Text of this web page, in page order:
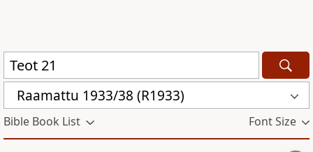
Raamattu 1933/38 (R1933)
Bible Book List Font Size